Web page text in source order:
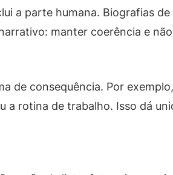
a parte humana. Biografias
manter coerência e
de consequência. Por
rotina de trabalho. Isso dá